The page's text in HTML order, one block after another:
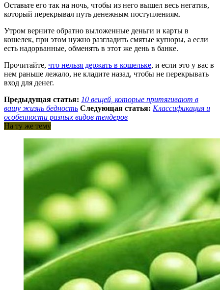
Оставьте его так на ночь, чтобы из него вышел весь негатив,
который перекрывал путь денежным поступлениям.
Утром верните обратно выложенные деньги и карты в
кошелек, при этом нужно разгладить смятые купюры, а если
есть надорванные, обменять в этот же день в банке.
Прочитайте, что нельзя держать в кошельке, и если это у вас в
нем раньше лежало, не кладите назад, чтобы не перекрывать
вход для денег.
Предыдущая статья: 10 вещей, которые притягивают в
вашу жизнь бедность Следующая статья: Классификация и
особенности разных видов тендеров
На ту же тему